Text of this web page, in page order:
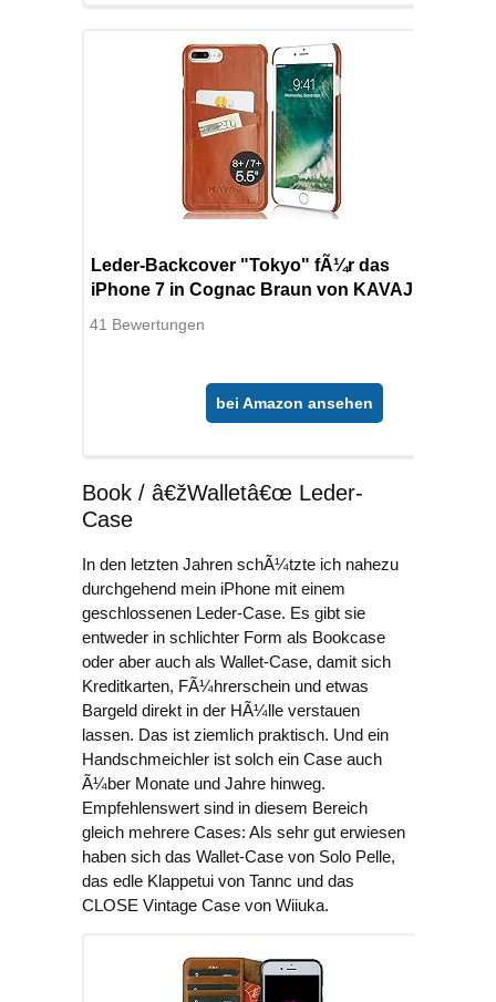
Leder-Backcover "Tokyo" fÃ¼r das
iPhone 7 in Cognac Braun von KAVAJ
41 Bewertungen
bei Amazon ansehen
Book / â€žWalletâ€œ Leder-
Case
In den letzten Jahren schÃ¼tzte ich nahezu
durchgehend mein iPhone mit einem
geschlossenen Leder-Case. Es gibt sie
entweder in schlichter Form als Bookcase
oder aber auch als Wallet-Case, damit sich
Kreditkarten, FÃ¼hrerschein und etwas
Bargeld direkt in der HÃ¼lle verstauen
lassen. Das ist ziemlich praktisch. Und ein
Handschmeichler ist solch ein Case auch
Ã¼ber Monate und Jahre hinweg.
Empfehlenswert sind in diesem Bereich
gleich mehrere Cases: Als sehr gut erwiesen
haben sich das Wallet-Case von Solo Pelle,
das edle Klappetui von Tannc und das
CLOSE Vintage Case von Wiiuka.